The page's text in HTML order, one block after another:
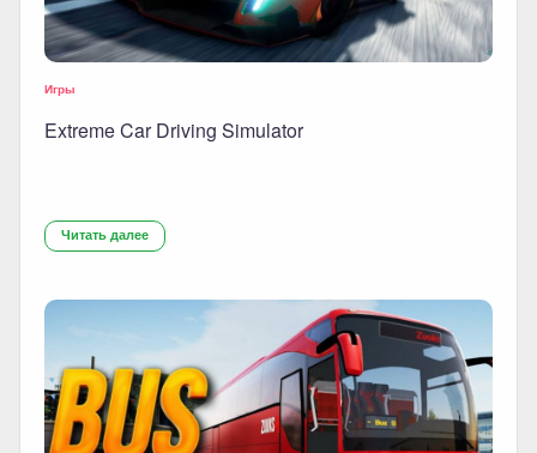
Игры
Extreme Car Driving Simulator
Читать далее